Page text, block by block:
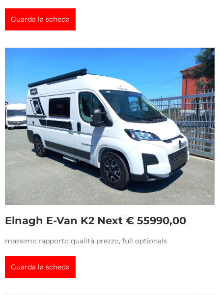
Guarda la scheda
Elnagh E-Van K2 Next € 55990,00
massimo rapporto qualità prezzo, full optionals
Guarda la scheda